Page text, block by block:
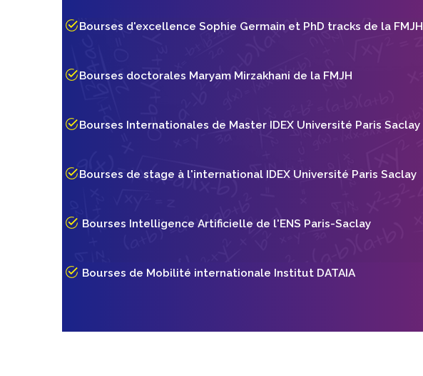
Bourses d'excellence Sophie Germain et PhD tracks de la FMJH
Bourses doctorales Maryam Mirzakhani de la FMJH
Bourses Internationales de Master IDEX Université Paris Saclay
Bourses de stage à l'international IDEX Université Paris Saclay
Bourses Intelligence Artificielle de l'ENS Paris-Saclay
Bourses de Mobilité internationale Institut DATAIA